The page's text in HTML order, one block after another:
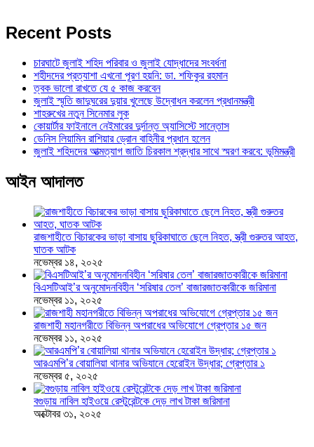
Recent Posts
চারঘাটে জুলাই শহিদ পরিবার ও জুলাই যোদ্ধাদের সংবর্ধনা
শহীদদের প্রত্যাশা এখনো পূরণ হয়নি: ডা. শফিকুর রহমান
ত্বক ভালো রাখতে যে ৫ কাজ করবেন
জুলাই স্মৃতি জাদুঘরের দুয়ার খুলেছে উদ্বোধন করলেন প্রধানমন্ত্রী
শাহরুখের নতুন সিনেমার লুক
কোয়ার্টার ফাইনালে নেইমারের দুর্দান্ত অ্যাসিস্টে সান্তোস
ডেনিস লিয়ামিন রাশিয়ার ড্রোন বাহিনীর প্রধান হলেন
জুলাই শহিদদের আত্মত্যাগ জাতি চিরকাল শ্রদ্ধার সাথে স্মরণ করবে: ভূমিমন্ত্রী
আইন আদালত
রাজশাহীতে বিচারকের ভাড়া বাসায় ছুরিকাঘাতে ছেলে নিহত, স্ত্রী গুরুতর আহত,
ঘাতক আটক
নভেম্বর ১৪, ২০২৫
বিএসটিআই’র অনুমোদনবিহীন ‘সরিষার তেল’ বাজারজাতকারীকে জরিমানা
নভেম্বর ১১, ২০২৫
রাজশাহী মহানগরীতে বিভিন্ন অপরাধের অভিযোগে গ্রেপ্তার ১৫ জন
নভেম্বর ১১, ২০২৫
আরএমপি’র বোয়ালিয়া থানার অভিযানে হেরোইন উদ্ধার; গ্রেপ্তার ১
নভেম্বর ৫, ২০২৫
বগুড়ায় নাবিল হাইওয়ে রেস্টুরেন্টকে দেড় লাখ টাকা জরিমানা
অক্টোবর ৩১, ২০২৫